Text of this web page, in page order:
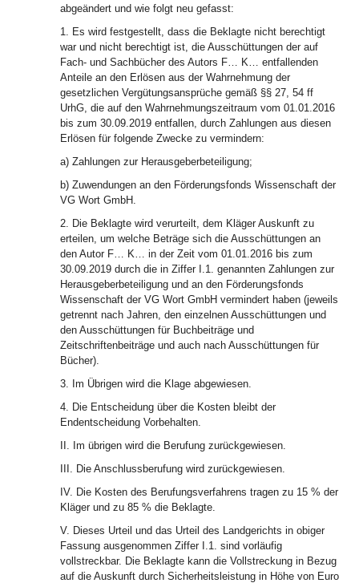
abgeändert und wie folgt neu gefasst:
1. Es wird festgestellt, dass die Beklagte nicht berechtigt
war und nicht berechtigt ist, die Ausschüttungen der auf
Fach- und Sachbücher des Autors F… K… entfallenden
Anteile an den Erlösen aus der Wahrnehmung der
gesetzlichen Vergütungsansprüche gemäß §§ 27, 54 ff
UrhG, die auf den Wahrnehmungszeitraum vom 01.01.2016
bis zum 30.09.2019 entfallen, durch Zahlungen aus diesen
Erlösen für folgende Zwecke zu vermindern:
a) Zahlungen zur Herausgeberbeteiligung;
b) Zuwendungen an den Förderungsfonds Wissenschaft der
VG Wort GmbH.
2. Die Beklagte wird verurteilt, dem Kläger Auskunft zu
erteilen, um welche Beträge sich die Ausschüttungen an
den Autor F… K… in der Zeit vom 01.01.2016 bis zum
30.09.2019 durch die in Ziffer I.1. genannten Zahlungen zur
Herausgeberbeteiligung und an den Förderungsfonds
Wissenschaft der VG Wort GmbH vermindert haben (jeweils
getrennt nach Jahren, den einzelnen Ausschüttungen und
den Ausschüttungen für Buchbeiträge und
Zeitschriftenbeiträge und auch nach Ausschüttungen für
Bücher).
3. Im Übrigen wird die Klage abgewiesen.
4. Die Entscheidung über die Kosten bleibt der
Endentscheidung Vorbehalten.
II. Im übrigen wird die Berufung zurückgewiesen.
III. Die Anschlussberufung wird zurückgewiesen.
IV. Die Kosten des Berufungsverfahrens tragen zu 15 % der
Kläger und zu 85 % die Beklagte.
V. Dieses Urteil und das Urteil des Landgerichts in obiger
Fassung ausgenommen Ziffer I.1. sind vorläufig
vollstreckbar. Die Beklagte kann die Vollstreckung in Bezug
auf die Auskunft durch Sicherheitsleistung in Höhe von Euro